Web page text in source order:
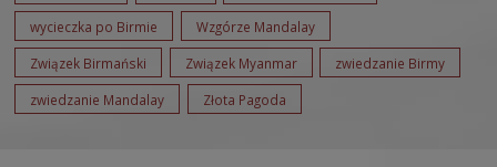
wycieczka po Birmie Wzgórze Mandalay
Związek Birmański Związek Myanmar zwiedzanie Birmy
zwiedzanie Mandalay Złota Pagoda